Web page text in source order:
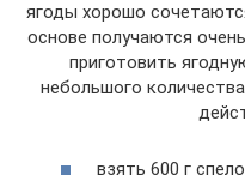
ягоды хорошо
основе получаются
приготовить
небольшого
взять 600 г